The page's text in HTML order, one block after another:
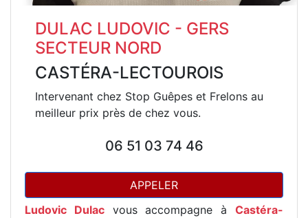
DULAC LUDOVIC - GERS
SECTEUR NORD
CASTÉRA-LECTOUROIS
Intervenant chez Stop Guêpes et Frelons au
meilleur prix près de chez vous.
06 51 03 74 46
APPELER
Ludovic Dulacvous accompagne àCastéra-